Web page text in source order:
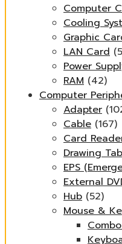
Computer
Cooling
Graphic
LAN Card
Power
RAM (42)
Computer
Adapter
Cable (167)
Card
Drawing
EPS
External
Hub (52)
Mouse &